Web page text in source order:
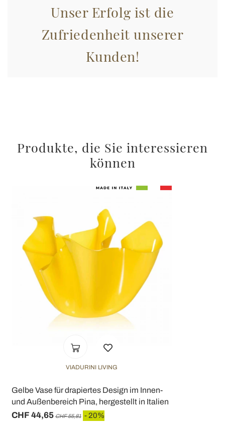
Unser Erfolg ist die
Zufriedenheit unserer
Kunden!
Produkte, die Sie interessieren
können
VIADURINI LIVING
Gelbe Vase für drapiertes Design im Innen-
und Außenbereich Pina, hergestellt in Italien
CHF 44,65 CHF 55,81 - 20%